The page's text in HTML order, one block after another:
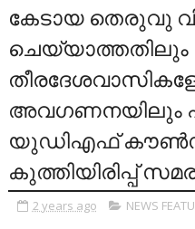
കേടായ തെരുവു
ചെയ്യാത്തതിലും
അവഗണനയിലും
യുഡിഎഫ്
കുത്തിയിരിപ്പ്
2 years ago NEWS